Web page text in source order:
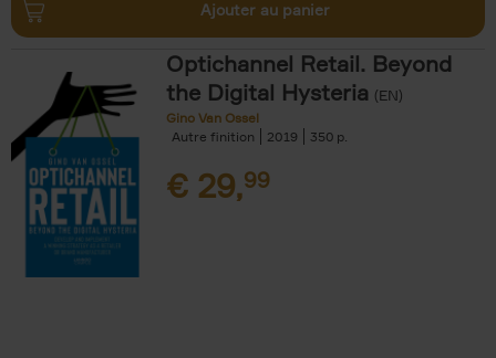
Ajouter au panier
Optichannel Retail. Beyond
the Digital Hysteria (EN)
Gino Van Ossel
Autre finition
2019 350
€ 29,99